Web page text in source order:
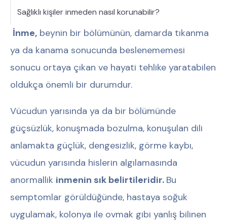
Sağlıklı kişiler inmeden nasıl korunabilir?
İnme, beynin bir bölümünün, damarda tıkanma
ya da kanama sonucunda beslenememesi
sonucu ortaya çıkan ve hayati tehlike yaratabilen
oldukça önemli bir durumdur.
Vücudun yarısında ya da bir bölümünde
güçsüzlük, konuşmada bozulma, konuşulan dili
anlamakta güçlük, dengesizlik, görme kaybı,
vücudun yarısında hislerin algılamasında
anormallik inmenin sık belirtileridir. Bu
semptomlar görüldüğünde, hastaya soğuk
uygulamak, kolonya ile ovmak gibi yanlış bilinen